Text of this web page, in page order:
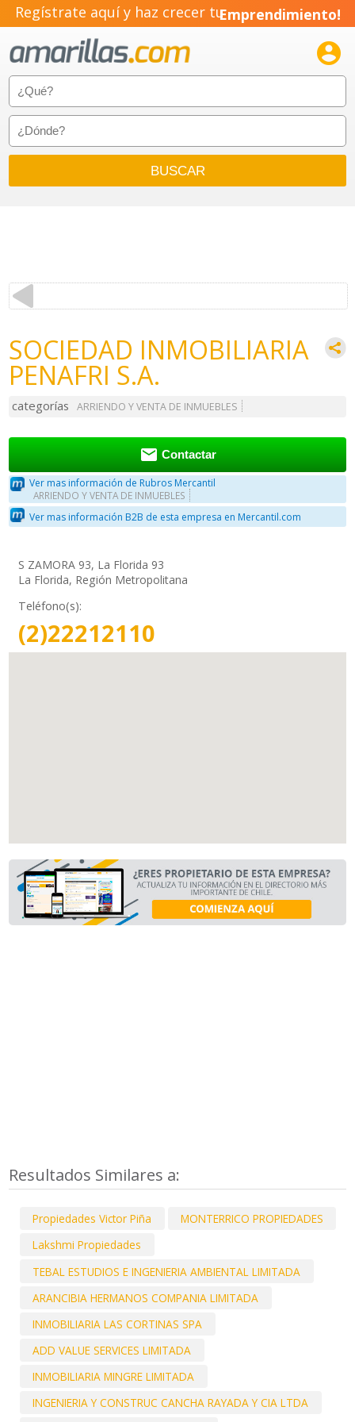
Regístrate aquí y haz crecer tuEmprendimiento!

SOCIEDAD INMOBILIARIA
PENAFRI S.A.
categorías ARRIENDO Y VENTA DE INMUEBLES
 Contactar
Ver mas información de Rubros Mercantil
ARRIENDO Y VENTA DE INMUEBLES
Ver mas información B2B de esta empresa en Mercantil.com
S ZAMORA 93, La Florida 93
La Florida, Región Metropolitana
Teléfono(s):
(2)22212110
Resultados Similares a:
Propiedades Victor Piña
MONTERRICO PROPIEDADES
Lakshmi Propiedades
TEBAL ESTUDIOS E INGENIERIA AMBIENTAL LIMITADA
ARANCIBIA HERMANOS COMPANIA LIMITADA
INMOBILIARIA LAS CORTINAS SPA
ADD VALUE SERVICES LIMITADA
INMOBILIARIA MINGRE LIMITADA
INGENIERIA Y CONSTRUC CANCHA RAYADA Y CIA LTDA